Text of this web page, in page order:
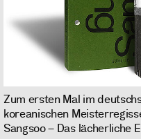
Zum ersten Mal im
koreanischen
Sangsoo – Das lächerliche